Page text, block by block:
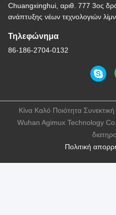
Chuangxinghui, αριθ. 777 3ος
ανάπτυξης νέων τεχνολογιών
Τηλεφώνημα
86-186-2704-0132
Πολιτική
Κίνα Καλό Ποιότητα
Wuhan Agimux Technology